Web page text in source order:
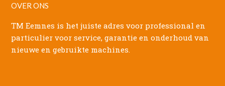
OVER ONS
TM Eemnes is het juiste adres voor professional en
particulier voor service, garantie en onderhoud van
nieuwe en gebruikte machines.